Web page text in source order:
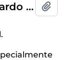
Manrique de Lara, José Gerardo (1922-2001)